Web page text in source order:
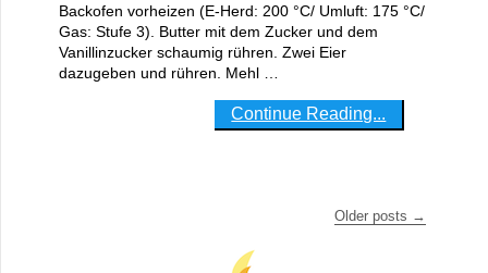
Backofen vorheizen (E-Herd: 200 °C/ Umluft: 175 °C/
Gas: Stufe 3). Butter mit dem Zucker und dem
Vanillinzucker schaumig rühren. Zwei Eier
dazugeben und rühren. Mehl …
Continue Reading...
Older posts →